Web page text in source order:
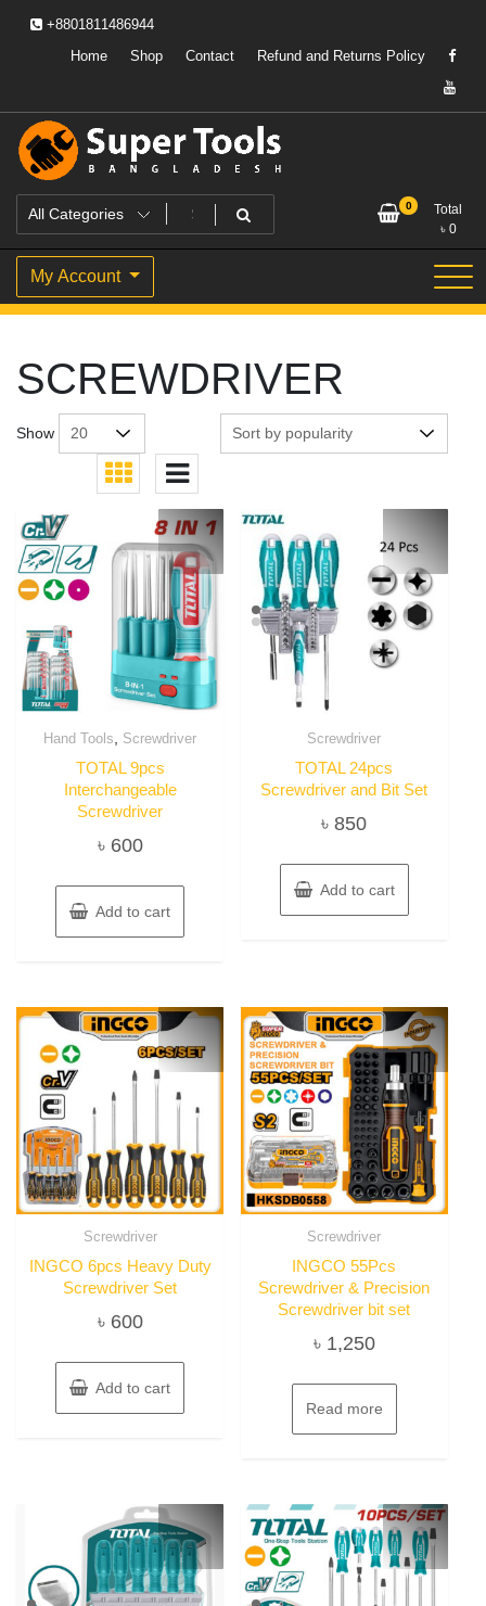
+8801811486944
Home
Shop Contact Refund and Returns Policy
Super Tools Bangladesh
Powering Professionals. Building Bangladesh.
0
Total
৳ 0
My Account
SCREWDRIVER
Show
Hand Tools Screwdriver
TOTAL 9pcs
Interchangeable
Screwdriver
৳ 600
Add to cart
Screwdriver
TOTAL 24pcs
Screwdriver and Bit Set
৳850
Add to cart
Screwdriver
INGCO 6pcs Heavy Duty
Screwdriver Set
৳ 600
Add to cart
Screwdriver
INGCO 55Pcs
Screwdriver & Precision
Screwdriver bit set
৳ 1,250
Read more